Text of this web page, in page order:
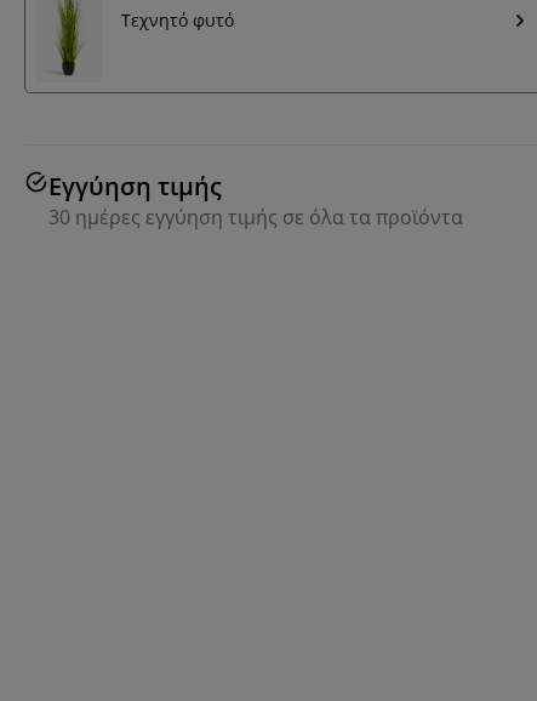
Τεχνητό φυτό
Εγγύηση τιμής
30 ημέρες εγγύηση τιμής σε όλα τα προϊόντα